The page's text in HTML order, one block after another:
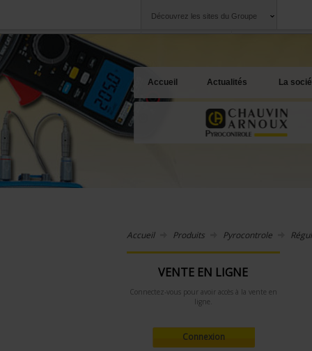
Découvrez les sites du Groupe
Accueil Actualités La
Accueil Produits Pyrocontrole
VENTE EN LIGNE
Connectez-vous pour avoir accès à la vente en
ligne.
Connexion